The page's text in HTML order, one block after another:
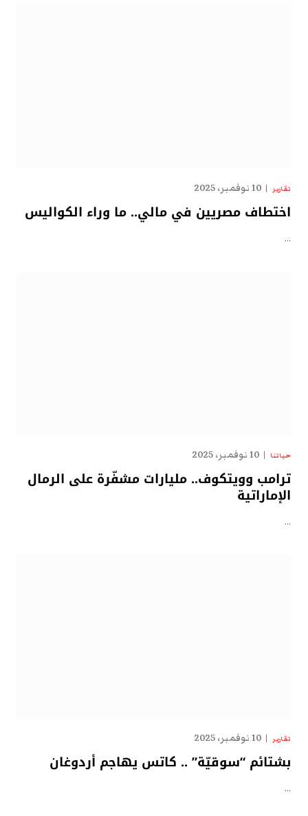
تقارير 10 نوفمبر، 2025
اختطاف مصريين في مالي.. ما وراء الكواليس
…
حياتنا 10 نوفمبر، 2025
ترامب وويتكوف.. مليارات مشفّرة على الرمال
الإماراتية
…
تقارير 10 نوفمبر، 2025
بشتائم “سوقيّة” .. كاتس يهاجم أردوغان
…